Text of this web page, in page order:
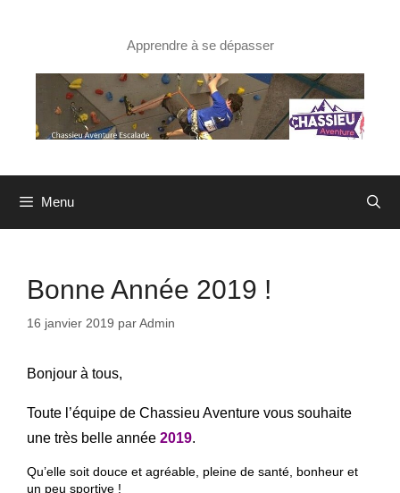
Apprendre à se dépasser
Menu
Bonne Année 2019 !
16 janvier 2019 parAdmin
Bonjour à tous,
Toute l’équipe de Chassieu Aventure vous souhaite
une très belle année 2019.
Qu’elle soit douce et agréable, pleine de santé, bonheur et
un peu sportive !